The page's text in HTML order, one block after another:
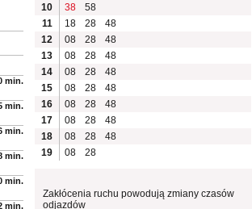
10
38
58
11
18 28
48
12
08 28
48
13
08 28
48
14
08 28
48
15
08 28
48
16
08 28
48
17
08 28
48
18
08 28
48
19
08 28
Zakłócenia ruchu powodują zmiany czasów
odjazdów
min.
min.
min.
min.
min.
min.